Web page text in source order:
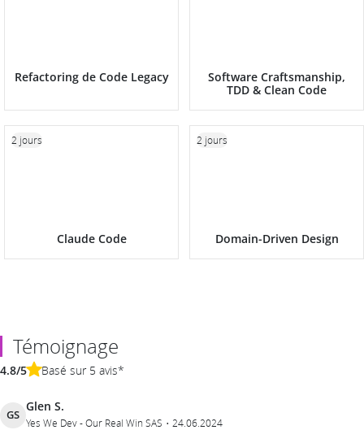
Refactoring de Code Legacy
Software Craftsmanship,
TDD & Clean Code
Claude Code
2 jours
Domain-Driven Design
2 jours
Témoignage
4.8/5 Basé sur 5 avis*
GS
Glen S.
Yes We Dev - Our Real Win SAS 24.06.2024